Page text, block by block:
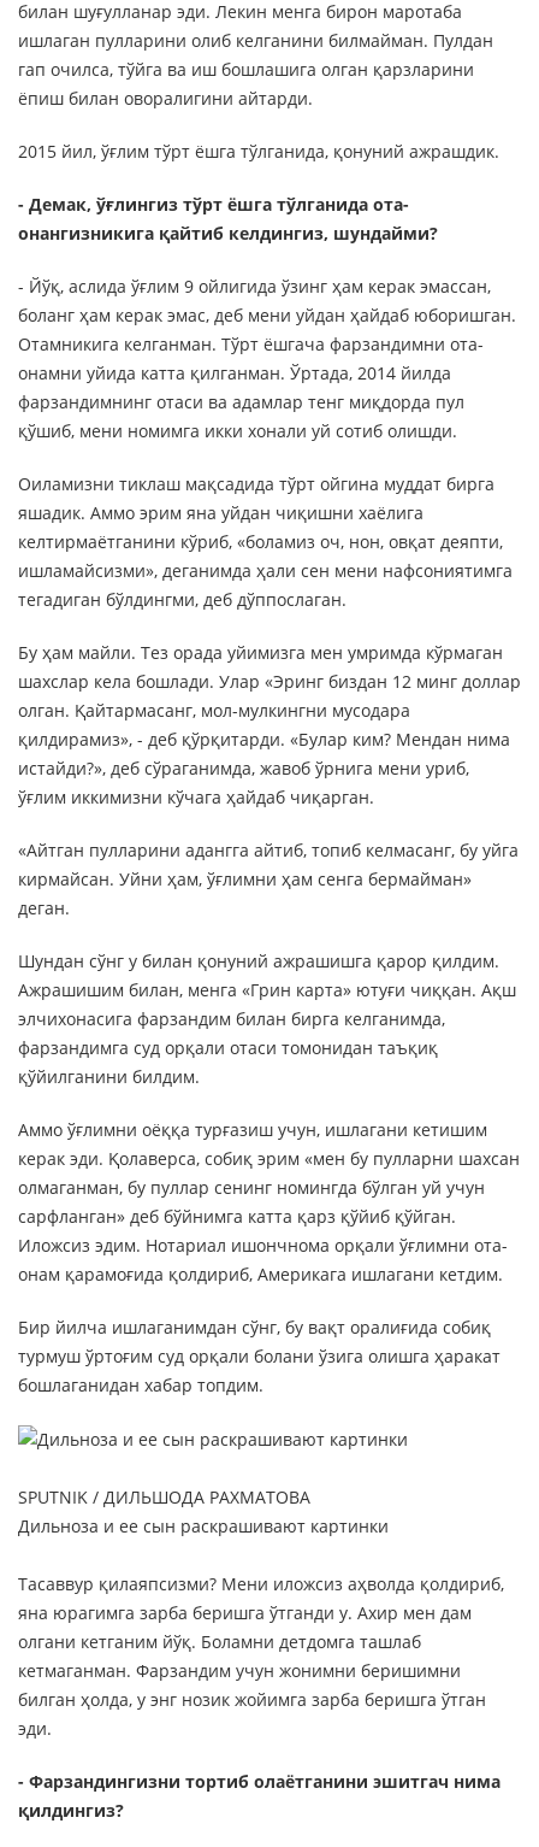
билан шуғулланар эди. Лекин менга бирон маротаба
ишлаган пулларини олиб келганини билмайман. Пулдан
гап очилса, тўйга ва иш бошлашига олган қарзларини
ёпиш билан оворалигини айтарди.
2015 йил, ўғлим тўрт ёшга тўлганида, қонуний ажрашдик.
- Демак, ўғлингиз тўрт ёшга тўлганида ота-
онангизникига қайтиб келдингиз, шундайми?
- Йўқ, аслида ўғлим 9 ойлигида ўзинг ҳам керак эмассан,
боланг ҳам керак эмас, деб мени уйдан ҳайдаб юборишган.
Отамникига келганман. Тўрт ёшгача фарзандимни ота-
онамни уйида катта қилганман. Ўртада, 2014 йилда
фарзандимнинг отаси ва адамлар тенг миқдорда пул
қўшиб, мени номимга икки хонали уй сотиб олишди.
Оиламизни тиклаш мақсадида тўрт ойгина муддат бирга
яшадик. Аммо эрим яна уйдан чиқишни хаёлига
келтирмаётганини кўриб, «боламиз оч, нон, овқат деяпти,
ишламайсизми», деганимда ҳали сен мени нафсониятимга
тегадиган бўлдингми, деб дўппослаган.
Бу ҳам майли. Тез орада уйимизга мен умримда кўрмаган
шахслар кела бошлади. Улар «Эринг биздан 12 минг доллар
олган. Қайтармасанг, мол-мулкингни мусодара
қилдирамиз», - деб қўрқитарди. «Булар ким? Мендан нима
истайди?», деб сўраганимда, жавоб ўрнига мени уриб,
ўғлим иккимизни кўчага ҳайдаб чиқарган.
«Айтган пулларини адангга айтиб, топиб келмасанг, бу уйга
кирмайсан. Уйни ҳам, ўғлимни ҳам сенга бермайман»
деган.
Шундан сўнг у билан қонуний ажрашишга қарор қилдим.
Ажрашишим билан, менга «Грин карта» ютуғи чиққан. Ақш
элчихонасига фарзандим билан бирга келганимда,
фарзандимга суд орқали отаси томонидан таъқиқ
қўйилганини билдим.
Аммо ўғлимни оёққа турғазиш учун, ишлагани кетишим
керак эди. Қолаверса, собиқ эрим «мен бу пулларни шахсан
олмаганман, бу пуллар сенинг номингда бўлган уй учун
сарфланган» деб бўйнимга катта қарз қўйиб қўйган.
Иложсиз эдим. Нотариал ишончнома орқали ўғлимни ота-
онам қарамоғида қолдириб, Америкага ишлагани кетдим.
Бир йилча ишлаганимдан сўнг, бу вақт оралиғида собиқ
турмуш ўртоғим суд орқали болани ўзига олишга ҳаракат
бошлаганидан хабар топдим.
SPUTNIK / ДИЛЬШОДА РАХМАТОВА
Дильноза и ее сын раскрашивают картинки
Тасаввур қилаяпсизми? Мени иложсиз аҳволда қолдириб,
яна юрагимга зарба беришга ўтганди у. Ахир мен дам
олгани кетганим йўқ. Боламни детдомга ташлаб
кетмаганман. Фарзандим учун жонимни беришимни
билган ҳолда, у энг нозик жойимга зарба беришга ўтган
эди.
- Фарзандингизни тортиб олаётганини эшитгач нима
қилдингиз?